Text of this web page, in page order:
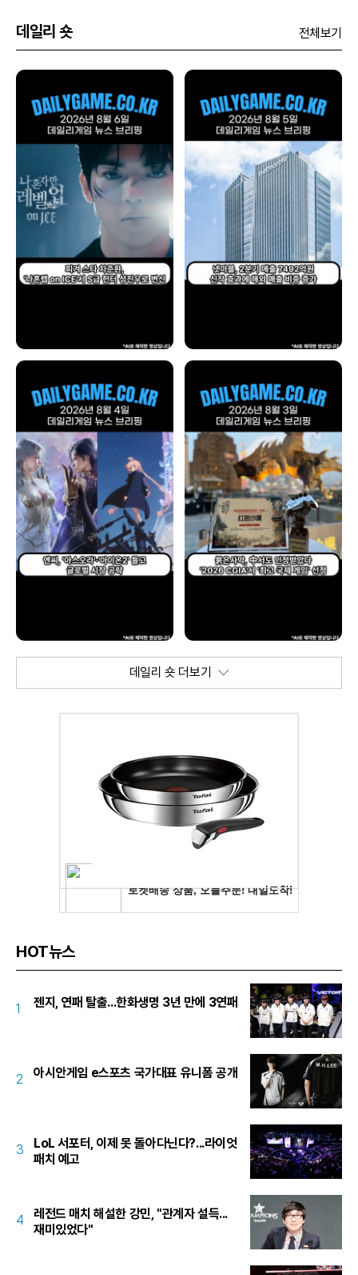
데일리 숏 전체보기
데일리 숏 더보기
HOT뉴스
1 젠지, 연패 탈출...한화생명 3년 만에 3연패
2 아시안게임 e스포츠 국가대표 유니폼 공개
3
LoL 서포터, 이제 못 돌아다닌다?...라이엇
패치 예고
4
레전드 매치 해설한 강민, "관계자 설득...
재미있었다"